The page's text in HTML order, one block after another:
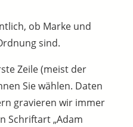
ob Marke und
sind.
Zeile (meist der
Sie wählen. Daten
gravieren wir immer
Schriftart „Adam